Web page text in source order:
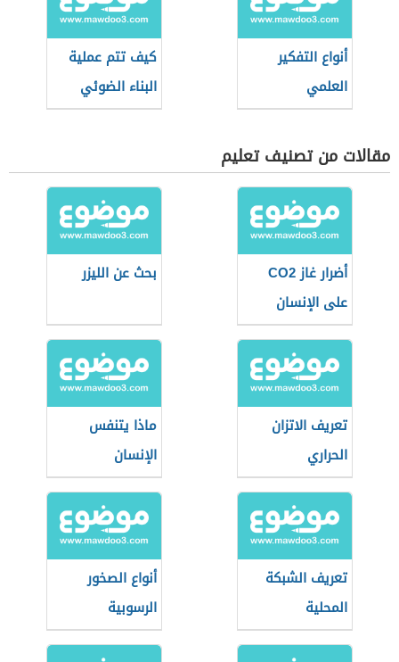
أنواع التفكير
العلمي
كيف تتم عملية
البناء الضوئي
مقالات من تصنيف تعليم
أضرار غاز CO2
على الإنسان
بحث عن الليزر
تعريف الاتزان
الحراري
ماذا يتنفس
الإنسان
تعريف الشبكة
المحلية
أنواع الصخور
الرسوبية